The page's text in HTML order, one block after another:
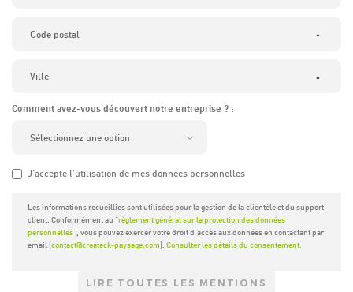
*
*
Comment avez-vous découvert notre entreprise ? :
J'accepte l'utilisation de mes données personnelles
Les informations recueillies sont utilisées pour la gestion de la clientèle et du support
client. Conformément au "règlement général sur la protection des données
personnelles", vous pouvez exercer votre droit d'accès aux données en contactant par
email (contact@createck-paysage.com). Consulter les détails du consentement.
LIRE TOUTES LES MENTIONS